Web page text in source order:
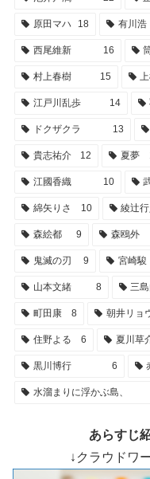
原田マハ 18 有川浩
西尾維新 16
村上春樹 15
江戸川乱歩 14
ドクザクラ 13
貴志祐介 12 夏夢
江國香織 10
綿矢りさ 10 綾辻行
森絵都 9 森鴎外
鬼滅の刃 9 宮崎駿
山本文緒 8 三
町田康 8 朝井リョ
住野よる 6 夏川草
黒川博行 6
水溜まりに浮かぶ島、
あらすじ
↓クラウドワ